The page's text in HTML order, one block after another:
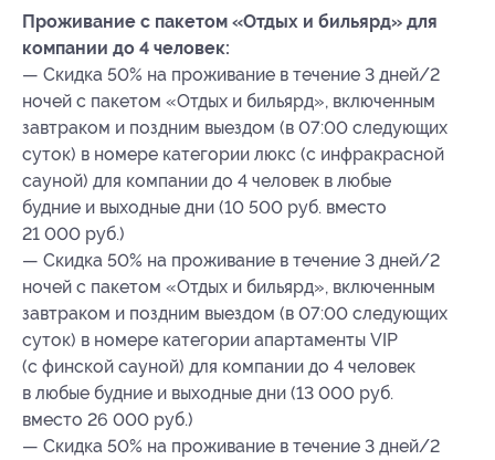
Проживание с пакетом «Отдых и бильярд» для
компании до 4 человек:
— Скидка 50% на проживание в течение 3 дней/2
ночей с пакетом «Отдых и бильярд», включенным
завтраком и поздним выездом (в 07:00 следующих
суток) в номере категории люкс (с инфракрасной
сауной) для компании до 4 человек в любые
будние и выходные дни (10 500 руб. вместо
21 000 руб.)
— Скидка 50% на проживание в течение 3 дней/2
ночей с пакетом «Отдых и бильярд», включенным
завтраком и поздним выездом (в 07:00 следующих
суток) в номере категории апартаменты VIP
(с финской сауной) для компании до 4 человек
в любые будние и выходные дни (13 000 руб.
вместо 26 000 руб.)
— Скидка 50% на проживание в течение 3 дней/2